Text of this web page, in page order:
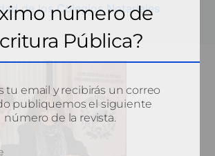
de los Colegios Notariales
número de
Pública?
tu email y recibirás un correo
publiquemos el siguiente
número de la revista.